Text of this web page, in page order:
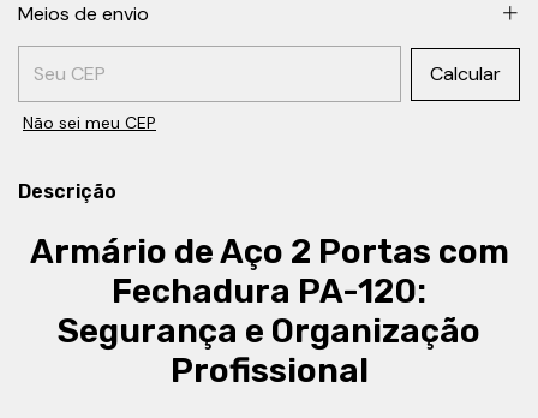
Meios de envio
Entregas para o CEP:
Calcular
Não sei meu CEP
Descrição
Armário de Aço 2 Portas com
Fechadura PA-120:
Segurança e Organização
Profissional